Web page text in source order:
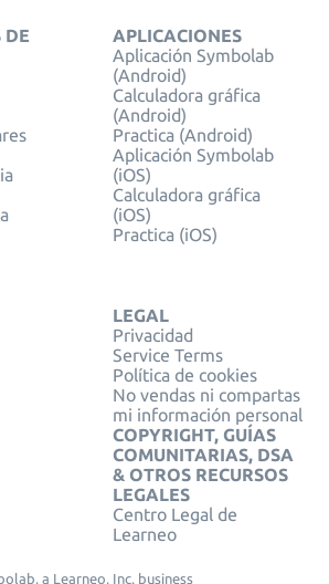
DE
APLICACIONES
Aplicación Symbolab
(Android)
Calculadora gráfica
(Android)
Practica (Android)
Aplicación Symbolab
(iOS)
Calculadora gráfica
(iOS)
Practica (iOS)
LEGAL
Privacidad
Service Terms
Política de cookies
No vendas ni compartas
mi información personal
COPYRIGHT, GUÍAS
COMUNITARIAS, DSA
& OTROS RECURSOS
LEGALES
Centro Legal de
Learneo
a Learneo, Inc. business